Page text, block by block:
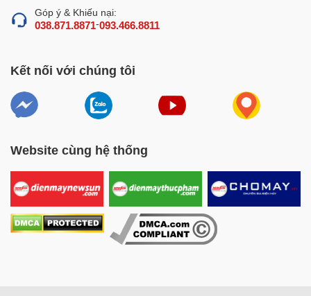
Góp ý & Khiếu nại:
038.871.8871-093.466.8811
Kết nối với chúng tôi
Website cùng hệ thống